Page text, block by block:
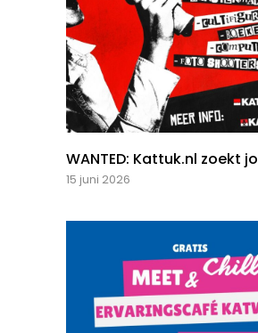
WANTED: Kattuk.nl zoekt
15 juni 2026